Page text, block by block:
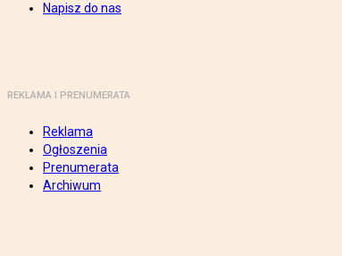
Napisz do nas
REKLAMA I PRENUMERATA
Reklama
Ogłoszenia
Prenumerata
Archiwum